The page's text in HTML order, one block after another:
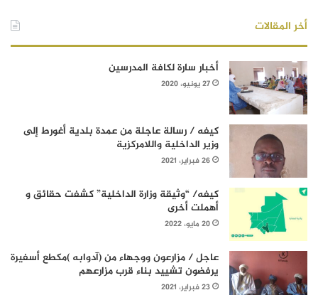
أخر المقالات
أخبار سارة لكافة المدرسين
27 يونيو، 2020
كيفه / رسالة عاجلة من عمدة بلدية أغورط إلى
وزير الداخلية واللامركزية
26 فبراير، 2021
كيفه/ “وثيقة وزارة الداخلية” كشفت حقائق و
أهملت أخرى
20 مايو، 2022
عاجل / مزارعون ووجهاء من (آدوابه )مكطع أسفيرة
يرفضون تشييد بناء قرب مزارعهم
23 فبراير، 2021